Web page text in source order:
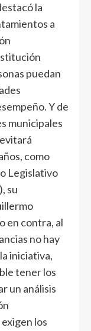
la
a
puedan
Y de
municipales
como
Legislativo
su
en contra, al
no hay
iniciativa,
tener los
un análisis
los